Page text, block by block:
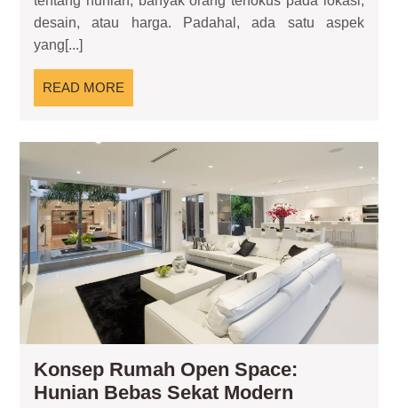
penentu
hunian
desain, atau harga. Padahal, ada satu aspek
yang[...]
READ MORE
MORE
Konsep Rumah Open Space:
Hunian Bebas Sekat Modern